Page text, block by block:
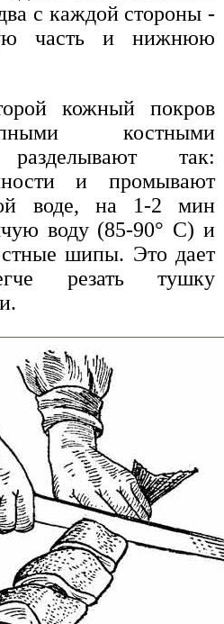
с каждой стороны -
часть и нижнюю
кожный покров
костными
разделывают так:
и промывают
воде, на 1-2 мин
воду (85-90° С) и
шипы. Это дает
резать тушку